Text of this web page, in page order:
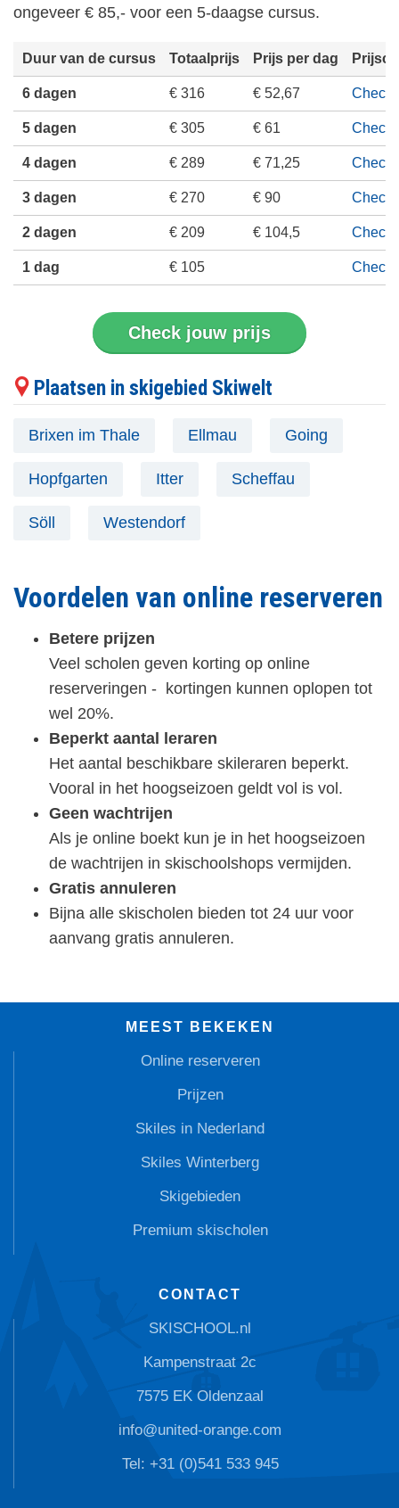
ongeveer € 85,- voor een 5-daagse cursus.
Duur van de cursus Totaalprijs Prijs per dag
6 dagen € 316 € 52,67 Check
5 dagen € 305 € 61 Check
4 dagen € 289 € 71,25 Check
3 dagen € 270 € 90 Check
2 dagen € 209 € 104,5 Check
1 dag € 105 Check
Check jouw prijs
Plaatsen in skigebied Skiwelt
Brixen im Thale Ellmau Going
Hopfgarten Itter Scheffau
Söll Westendorf
Voordelen van online reserveren
Betere prijzen
Veel scholen geven korting op online
reserveringen - kortingen kunnen oplopen tot
wel 20%.
Beperkt aantal leraren
Het aantal beschikbare skileraren beperkt.
Vooral in het hoogseizoen geldt vol is vol.
Geen wachtrijen
Als je online boekt kun je in het hoogseizoen
de wachtrijen in skischoolshops vermijden.
Gratis annuleren
Bijna alle skischolen bieden tot 24 uur voor
aanvang gratis annuleren.
MEEST BEKEKEN
Online reserveren
Prijzen
Skiles in Nederland
Skiles Winterberg
Skigebieden
Premium skischolen
CONTACT
SKISCHOOL.nl
Kampenstraat 2c
7575 EK Oldenzaal
info@united-orange.com
Tel: +31 (0)541 533 945